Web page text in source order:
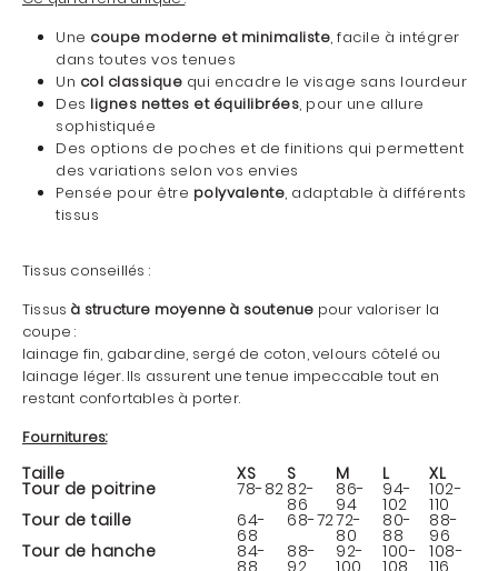
Une coupe moderne et minimaliste, facile à intégrer
dans toutes vos tenues
Un col classique qui encadre le visage sans lourdeur
Des lignes nettes et équilibrées, pour une allure
sophistiquée
Des options de poches et de finitions qui permettent
des variations selon vos envies
Pensée pour être polyvalente, adaptable à différents
tissus
Tissus conseillés :
Tissus à structure moyenne à soutenue pour valoriser la
coupe :
lainage fin, gabardine, sergé de coton, velours côtelé ou
lainage léger. Ils assurent une tenue impeccable tout en
restant confortables à porter.
Fournitures:
Taille XS S M L XL
Tour de poitrine 78-82 82-
86
86-
94
94-
102
102-
110
Tour de taille 64-
68
68-7272-
80
80-
88
88-
96
Tour de hanche 84-
88
88-
92
92-
100
100-
108
108-
116